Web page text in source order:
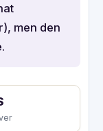
men den